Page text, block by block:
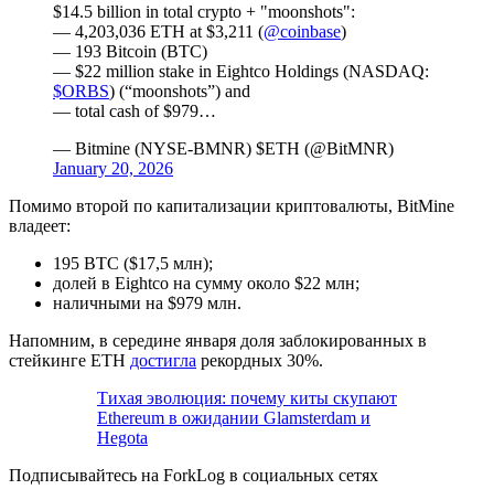
$14.5 billion in total crypto + "moonshots":
— 4,203,036 ETH at $3,211 (@coinbase)
— 193 Bitcoin (BTC)
— $22 million stake in Eightco Holdings (NASDAQ:
$ORBS) (“moonshots”) and
— total cash of $979…
— Bitmine (NYSE-BMNR) $ETH (@BitMNR)
January 20, 2026
Помимо второй по капитализации криптовалюты, BitMine
владеет:
195 BTC ($17,5 млн);
долей в Eightco на сумму около $22 млн;
наличными на $979 млн.
Напомним, в середине января доля заблокированных в
стейкинге ETH достигла рекордных 30%.
Тихая эволюция: почему киты скупают
Ethereum в ожидании Glamsterdam и
Hegota
Подписывайтесь на ForkLog в социальных сетях